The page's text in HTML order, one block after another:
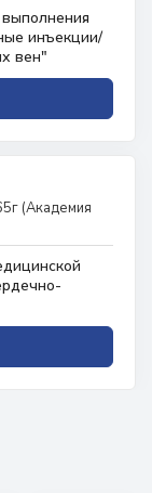
инъекции/
вен"
(Академия